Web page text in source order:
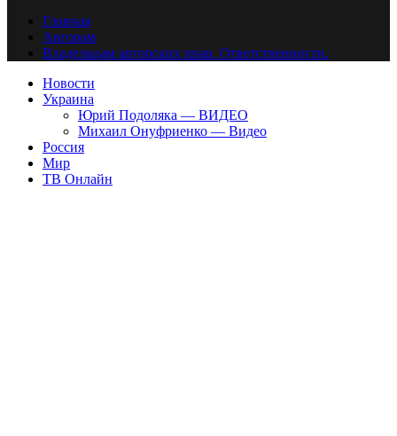
Главная
Авторам
Владельцам авторских прав. Ответственности.
Новости
Украина
Юрий Подоляка — ВИДЕО
Михаил Онуфриенко — Видео
Россия
Мир
ТВ Онлайн